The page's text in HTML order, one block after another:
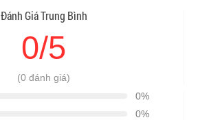
Đánh Giá Trung Bình
0/5
(0 đánh giá)
0%
0%